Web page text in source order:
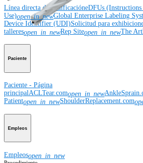
Línea directa de codificacióneDFUs
Use)open_in_newGlobal Enterprise Labeling
Device Identifier (UDI)Solicitud para
talleresopen_in_newRep Siteopen_in_newThe
Paciente
Paciente - Página
principalACLTear.comopen_in_new
Patientopen_in_newShoulderReplacement.com
Empleos
Empleosopen_in_new